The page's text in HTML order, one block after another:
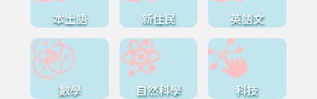
本土語 新住民 英語文
數學 自然科學 科技